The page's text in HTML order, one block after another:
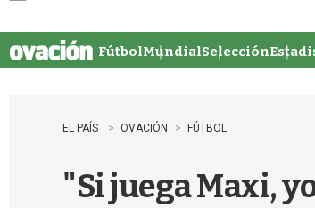
u
FútbolMundialSelección
EL PAÍS OVACIÓN FÚTBOL
"Si juega Maxi,